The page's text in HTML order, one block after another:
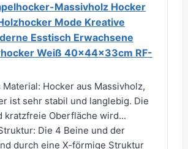
Massivholz Hocker
Mode Kreative
Esstisch Erwachsene
Weiß 40x44x33cm RF-
Material: Hocker aus Massivholz,
ist sehr stabil und langlebig. Die
kratzfreie Oberfläche wird...
Die 4 Beine und der
durch eine X-förmige Struktur